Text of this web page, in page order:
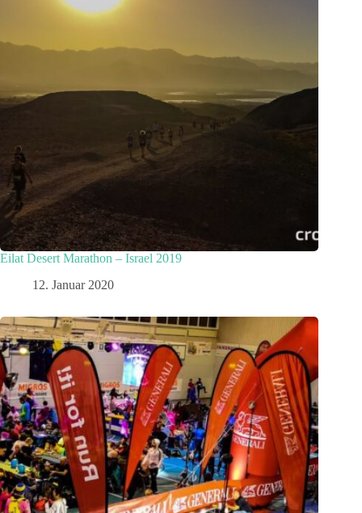
Eilat Desert Marathon – Israel 2019
12. Januar 2020